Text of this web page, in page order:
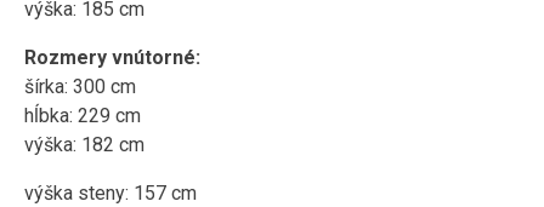
výška: 185 cm
Rozmery vnútorné:
šírka: 300 cm
hĺbka: 229 cm
výška: 182 cm
výška steny: 157 cm